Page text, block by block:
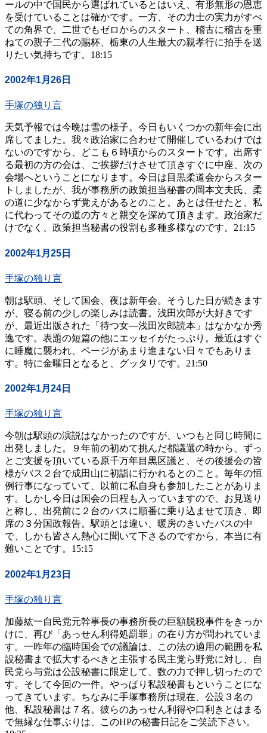
ールの中で国民から選ばれているとはいえ、有形無形の恩恵
を受けていることは確かです。一方、その力士の実力がすべ
ての角界で、二世でもゼロからのスタート、稽古に稽古を重
ねての親子二代の賜杯、栃東の人生最大の親孝行に拍手を送
りたい気持ちです。18:15
2002年1月26日
手塚の独り言
天気予報では今晩は雪の様子。今日もいくつかの新年会に出
席してました。我々政治家に合わせて開催しているわけでは
ないのですから、どこも６時頃からのスタートです。出席す
る最初の方の会は、ご挨拶だけさせて頂きすぐに中座、次の
会場へということになります。今日は目黒柔道会からスター
トしましたが、我が事務所の政策担当秘書の岡本文夫氏、柔
の道に少なからず覚えがあるとのこと。あとは任せたと、私
に代わってその道の方々と親交を深めて頂きます。政治家だ
けでなく、政策担当秘書の役割も多種多様なのです。21:15
2002年1月25日
手塚の独り言
朝は駅頭、そして国会、夜は新年会。そうした日が続きます
が、寝る前の少しの楽しみは読書。浅田次郎が大好きです
が、最近出版された「待つ女―浅田次郎読本」はなかなか秀
逸です。表題の短篇の他にエッセイがたっぷり。最近はすぐ
に睡魔に襲われ、ページがあまり進まない日々でもありま
す。特に金曜日となると、グッタリです。21:50
2002年1月24日
手塚の独り言
今朝は駅頭の演説はなかったのですが、いつもと同じ時間に
出発しました。９年前の初めて挑んだ都議選の時から、ずっ
とご支援を頂いている原千万年目黒区議と、その後援会の皆
様がバス２台で成田山に初詣に行かれるとのこと。毎年の恒
例行事になっていて、以前に私自身も参加したことがありま
す。しかし今日は国会の日程も入っていますので、お見送り
と称し、出発前に２台のバスに順番に乗り込ませて頂き、即
席の３分国政報告。駅頭とは違い、暖房のきいたバスの中
で、しかも皆さん熱心に聞いて下さるのですから、本当に有
難いことです。15:15
2002年1月23日
手塚の独り言
加藤紘一自民党元幹事長の事務所長の巨額脱税事件をきっか
けに、再び「あっせん利得処罰罪」の在り方が問われていま
す。一昨年の臨時国会での議論は、この法の適用の範囲を私
設秘書まで拡大するべきと主張する民主党ら野党に対し、自
民党ら与党は公設秘書に限定して、数の力で押し切ったので
す。そして今回の一件。やっぱり私設秘書もということにな
ってきています。ちなみに手塚事務所は現在、公設３名の
他、私設秘書は７名。彼らのあっせん利得や口利きとはまる
で無縁な仕事ぶりは、このHPの秘書日記をご笑読下さい。